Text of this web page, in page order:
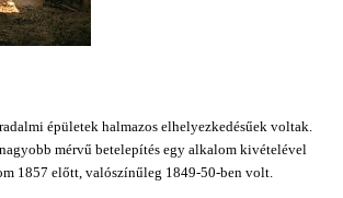
épületek halmazos elhelyezkedésűek voltak.
mérvű betelepítés egy alkalom kivételével
1857 előtt, valószínűleg 1849-50-ben volt.